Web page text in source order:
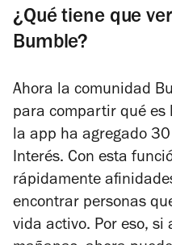
¿Qué tiene que
Bumble?
Ahora la comunidad
para compartir qué es
la app ha agregado
Interés. Con esta
rápidamente
encontrar personas
vida activo. Por eso,